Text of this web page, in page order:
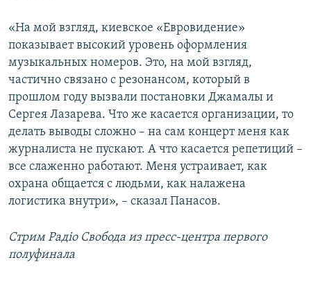
«На мой взгляд, киевское «Евровидение»
показывает высокий уровень оформления
музыкальных номеров. Это, на мой взгляд,
частично связано с резонансом, который в
прошлом году вызвали постановки Джамалы и
Сергея Лазарева. Что же касается организации, то
делать выводы сложно – на сам концерт меня как
журналиста не пускают. А что касается репетиций –
все слаженно работают. Меня устраивает, как
охрана общается с людьми, как налажена
логистика внутри», – сказал Панасов.
Стрим Радiо Свобода из пресс-центра первого
полуфинала